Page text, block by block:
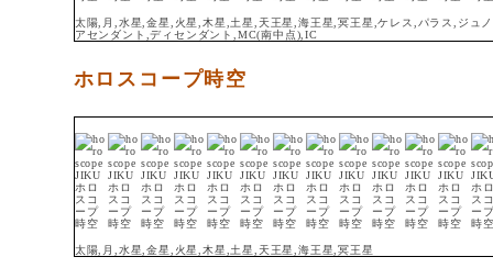
太陽,月,水星,金星,火星,木星,土星,天王星,海王星,冥王星,ケレス,パラス,ジュ
アセンダント,ディセンダント,MC(南中点),IC
ホロスコープ時空
太陽,月,水星,金星,火星,木星,土星,天王星,海王星,冥王星